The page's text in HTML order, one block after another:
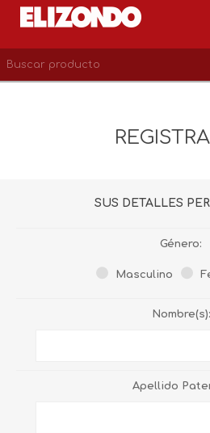
SUS DETALLES
Género:
Masculino
Nombre(s):
Apellido